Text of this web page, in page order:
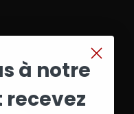
à notre